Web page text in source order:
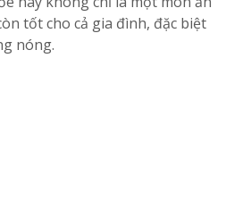
tốt cho cả gia đình, đặc biệt
nóng.